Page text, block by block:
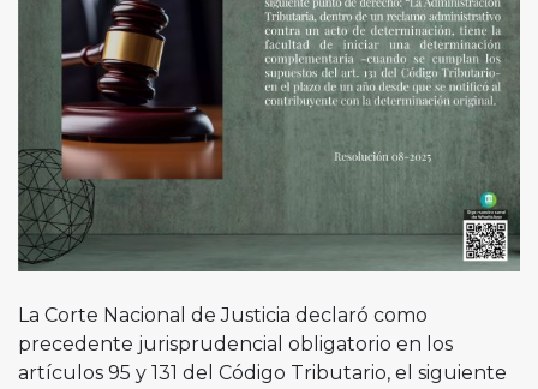
La Corte Nacional de Justicia declaró como
precedente jurisprudencial obligatorio en los
artículos 95 y 131 del Código Tributario, el siguiente